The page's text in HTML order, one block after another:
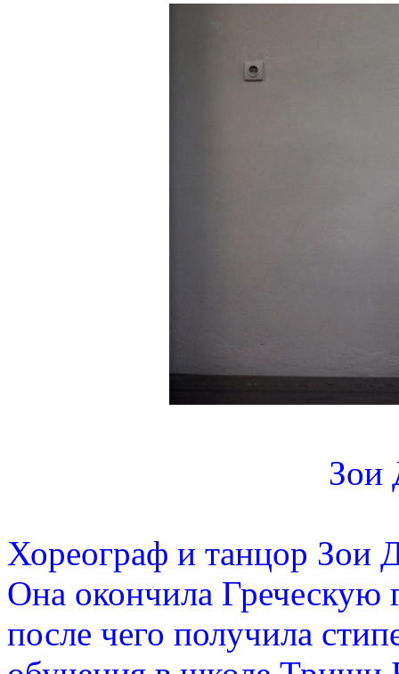
Зои
Хореограф и танцор Зои
Она окончила Греческую
после чего получила